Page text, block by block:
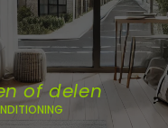
of delen